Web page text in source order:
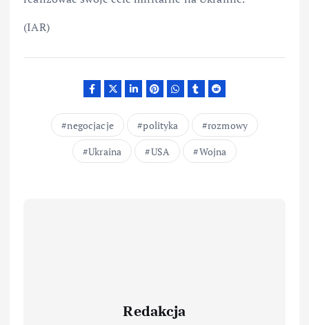
(IAR)
negocjacje polityka
rozmowy
Ukraina
USA Wojna
Redakcja